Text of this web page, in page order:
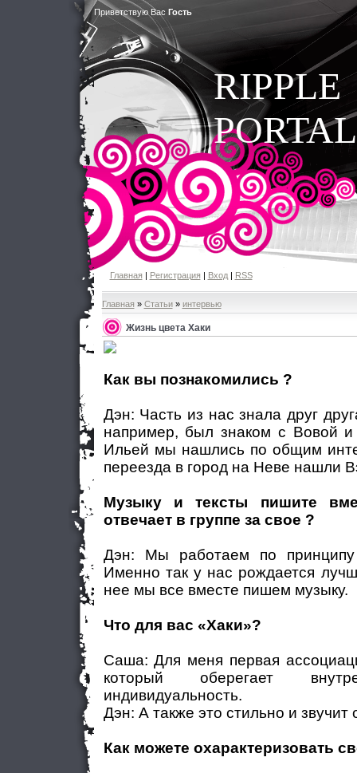
Приветствую Вас Гость
RIPPLE
PORTAL
Главная| Регистрация| Вход| RSS
Главная » Статьи» интервью
Жизнь цвета Хаки
Как вы познакомились ?
Дэн: Часть из нас знала друг
например, был знаком с Вовой
Ильей мы нашлись по общим
переезда в город на Неве нашли
Музыку и тексты пишите
отвечает в группе за свое ?
Дэн: Мы работаем по принципу
Именно так у нас рождается
нее мы все вместе пишем музыку.
Что для вас «Хаки»?
Саша: Для меня первая
который оберегает
индивидуальность.
Дэн: А также это стильно и
Как можете охарактеризовать